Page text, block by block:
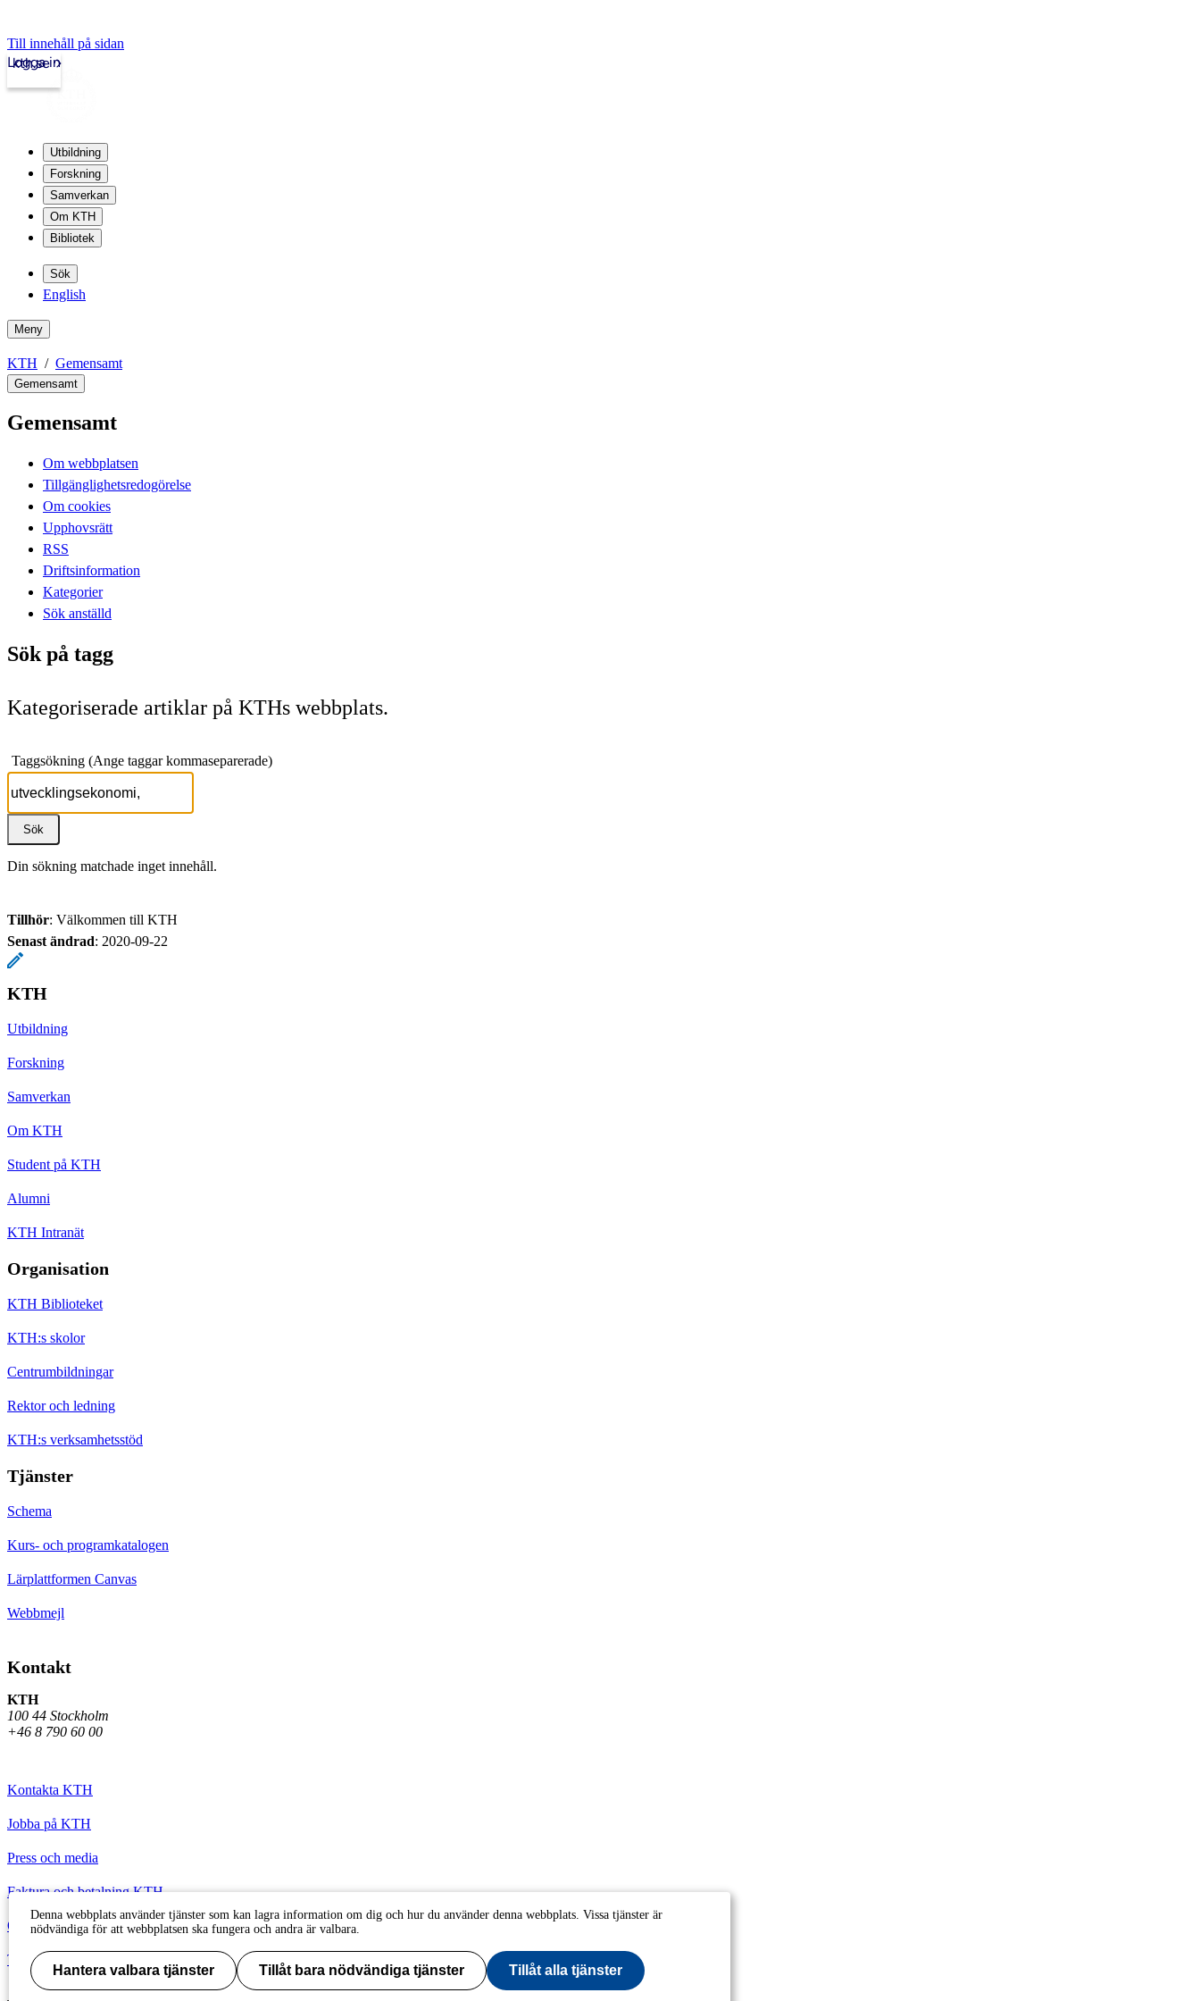
Till innehåll på sidan
kth.se
Logga in
Utbildning
Forskning
Samverkan
Om KTH
Bibliotek
Sök
English
Meny
KTH Gemensamt
Gemensamt
Gemensamt
Om webbplatsen
Tillgänglighetsredogörelse
Om cookies
Upphovsrätt
RSS
Driftsinformation
Kategorier
Sök anställd
Sök på tagg
Kategoriserade artiklar på KTHs webbplats.
Taggsökning (Ange taggar kommaseparerade)
Din sökning matchade inget innehåll.
Tillhör: Välkommen till KTH
Senast ändrad: 2020-09-22
KTH
Utbildning
Forskning
Samverkan
Om KTH
Student på KTH
Alumni
KTH Intranät
Organisation
KTH Biblioteket
KTH:s skolor
Centrumbildningar
Rektor och ledning
KTH:s verksamhetsstöd
Tjänster
Schema
Kurs- och programkatalogen
Lärplattformen Canvas
Webbmejl
Kontakt
KTH
100 44 Stockholm
+46 8 790 60 00
Kontakta KTH
Jobba på KTH
Press och media
Faktura och betalning KTH
Om KTH:s webbplatser
Tillgänglighetsredogörelse
Denna webbplats använder tjänster som kan lagra information om dig och hur du använder denna webbplats. Vissa tjänster är
nödvändiga för att webbplatsen ska fungera och andra är valbara.
Hantera valbara tjänster Tillåt bara nödvändiga tjänster Tillåt alla tjänster